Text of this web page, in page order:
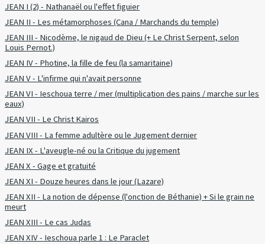
JEAN I (2) - Nathanaël ou l'effet figuier
JEAN II - Les métamorphoses (Cana / Marchands du temple)
JEAN III - Nicodème, le nigaud de Dieu (+ Le Christ Serpent, selon
Louis Pernot.)
JEAN IV - Photine, la fille de feu (la samaritaine)
JEAN V - L'infirme qui n'avait personne
JEAN VI - Ieschoua terre / mer (multiplication des pains / marche sur les
eaux)
JEAN VII - Le Christ Kairos
JEAN VIII - La femme adultère ou le Jugement dernier
JEAN IX - L'aveugle-né ou la Critique du jugement
JEAN X - Gage et gratuité
JEAN XI - Douze heures dans le jour (Lazare)
JEAN XII - La notion de dépense (l'onction de Béthanie) + Si le grain ne
meurt
JEAN XIII - Le cas Judas
JEAN XIV - Ieschoua parle 1 : Le Paraclet